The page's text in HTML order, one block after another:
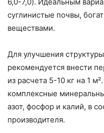
суглинистые почвы,
веществами.
Для улучшения
рекомендуется внести
из расчета 5-10 кг на 1
комплексные
азот, фосфор и калий, в
производителя.